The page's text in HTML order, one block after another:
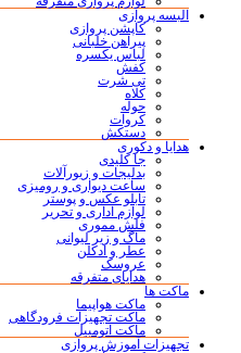
البسه پروازی
کاپشن پروازی
پیراهن خلبانی
لباس یکسره
کفش
تی شرت
کلاه
حوله
کروات
دستکش
هدایا و دکوری
جا کلیدی
بدلیجات و زیورآلات
ساعت دیواری و رومیزی
تابلو عکس و پوستر
لوازم اداری و تحریر
فلش مموری
ماگ و زیر لیوانی
عطر و ادکلن
عروسک
هدایای متفرقه
ماکت ها
ماکت هواپیما
ماکت تجهیزات فرودگاهی
ماکت اتومبیل
تجهیزات آموزش پروازی